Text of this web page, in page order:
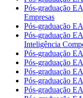
Pós-graduação
Empresas
Pós-graduação
Pós-graduação
Inteligência
Pós-graduação
Pós-graduação
Pós-graduação
Pós-graduação
Pós-graduação